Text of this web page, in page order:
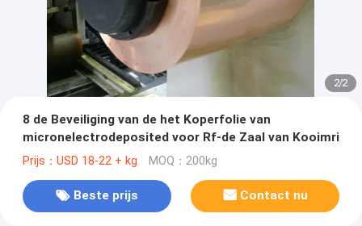
2/2
8 de Beveiliging van de het Koperfolie van
micronelectrodeposited voor Rf-de Zaal van Kooimri
Prijs：USD 18-22 + kg MOQ：200kg
Beste prijs Contact nu